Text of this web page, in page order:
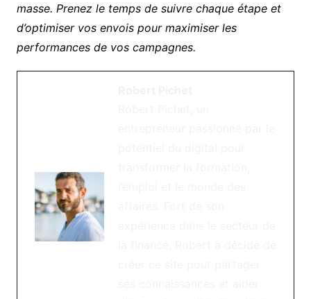
masse. Prenez le temps de suivre chaque étape et
d’optimiser vos envois pour maximiser les
performances de vos campagnes.